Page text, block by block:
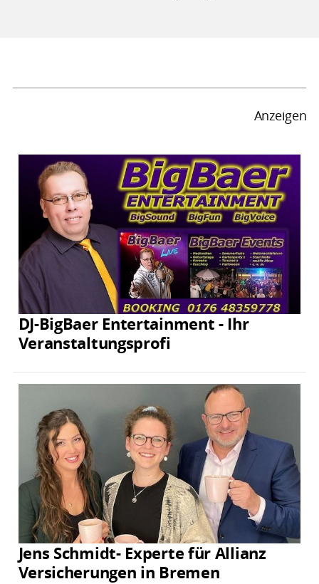
Anzeigen
DJ-BigBaer Entertainment - Ihr
Veranstaltungsprofi
Jens Schmidt- Experte für Allianz
Versicherungen in Bremen